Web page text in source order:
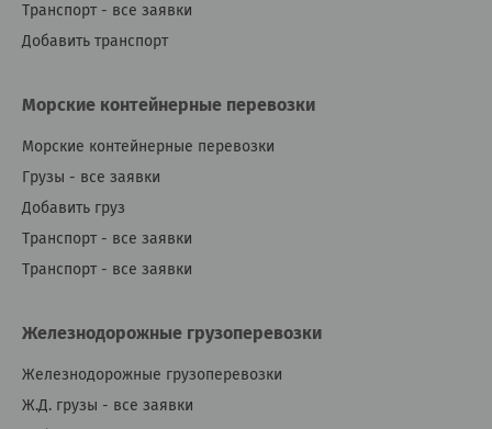
Транспорт - все заявки
Добавить транспорт
Морские контейнерные перевозки
Морские контейнерные перевозки
Грузы - все заявки
Добавить груз
Транспорт - все заявки
Транспорт - все заявки
Железнодорожные грузоперевозки
Железнодорожные грузоперевозки
Ж.Д. грузы - все заявки